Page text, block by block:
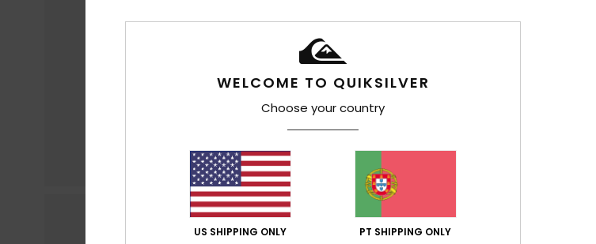
WELCOME TO QUIKSILVER
Choose your country
US SHIPPING ONLY PT SHIPPING ONLY